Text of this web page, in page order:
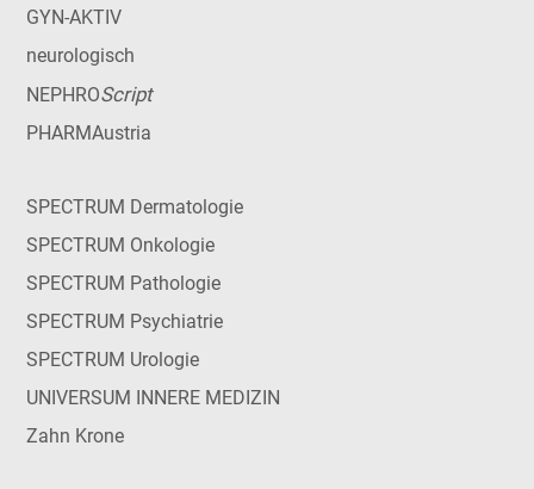
GYN-AKTIV
neurologisch
NEPHROScript
PHARMAustria
SPECTRUM Dermatologie
SPECTRUM Onkologie
SPECTRUM Pathologie
SPECTRUM Psychiatrie
SPECTRUM Urologie
UNIVERSUM INNERE MEDIZIN
Zahn Krone